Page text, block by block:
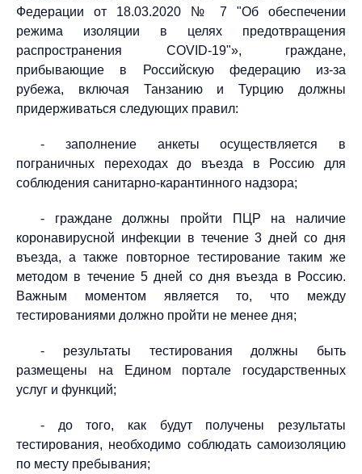
Федерации от 18.03.2020 № 7 "Об обеспечении
режима изоляции в целях предотвращения
распространения COVID-19"», граждане,
прибывающие в Российскую федерацию из-за
рубежа, включая Танзанию и Турцию должны
придерживаться следующих правил:
- заполнение анкеты осуществляется в
пограничных переходах до въезда в Россию для
соблюдения санитарно-карантинного надзора;
- граждане должны пройти ПЦР на наличие
коронавирусной инфекции в течение 3 дней со дня
въезда, а также повторное тестирование таким же
методом в течение 5 дней со дня въезда в Россию.
Важным моментом является то, что между
тестированиями должно пройти не менее дня;
- результаты тестирования должны быть
размещены на Едином портале государственных
услуг и функций;
- до того, как будут получены результаты
тестирования, необходимо соблюдать самоизоляцию
по месту пребывания;